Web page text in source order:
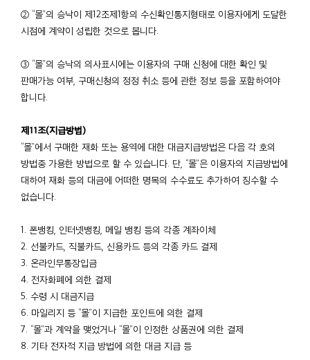
② “몰”의 승낙이 제12조제1항의 수신확인통지형태로 이용자에게 도달한
시점에 계약이 성립한 것으로 봅니다.
③ “몰”의 승낙의 의사표시에는 이용자의 구매 신청에 대한 확인 및
판매가능 여부, 구매신청의 정정 취소 등에 관한 정보 등을 포함하여야
합니다.
제11조(지급방법)
“몰”에서 구매한 재화 또는 용역에 대한 대금지급방법은 다음 각 호의
방법중 가용한 방법으로 할 수 있습니다. 단, “몰”은 이용자의 지급방법에
대하여 재화 등의 대금에 어떠한 명목의 수수료도 추가하여 징수할 수
없습니다.
1. 폰뱅킹, 인터넷뱅킹, 메일 뱅킹 등의 각종 계좌이체
2. 선불카드, 직불카드, 신용카드 등의 각종 카드 결제
3. 온라인무통장입금
4. 전자화폐에 의한 결제
5. 수령 시 대금지급
6. 마일리지 등 “몰”이 지급한 포인트에 의한 결제
7. “몰”과 계약을 맺었거나 “몰”이 인정한 상품권에 의한 결제
8. 기타 전자적 지급 방법에 의한 대금 지급 등